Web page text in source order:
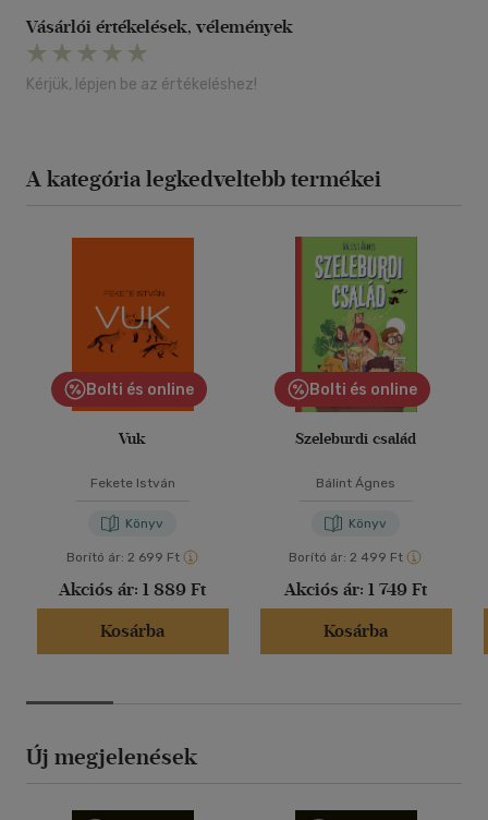
Vásárlói értékelések, vélemények
Kérjük, lépjen be az értékeléshez!
A kategória legkedveltebb termékei
Bolti és online
Vuk
Fekete István
Könyv
Borító ár: 2 699 Ft
Akciós ár: 1 889 Ft
Kosárba
Bolti és online
Szeleburdi család
Bálint Ágnes
Könyv
Borító ár: 2 499 Ft
Akciós ár: 1 749 Ft
Kosárba
Új megjelenések